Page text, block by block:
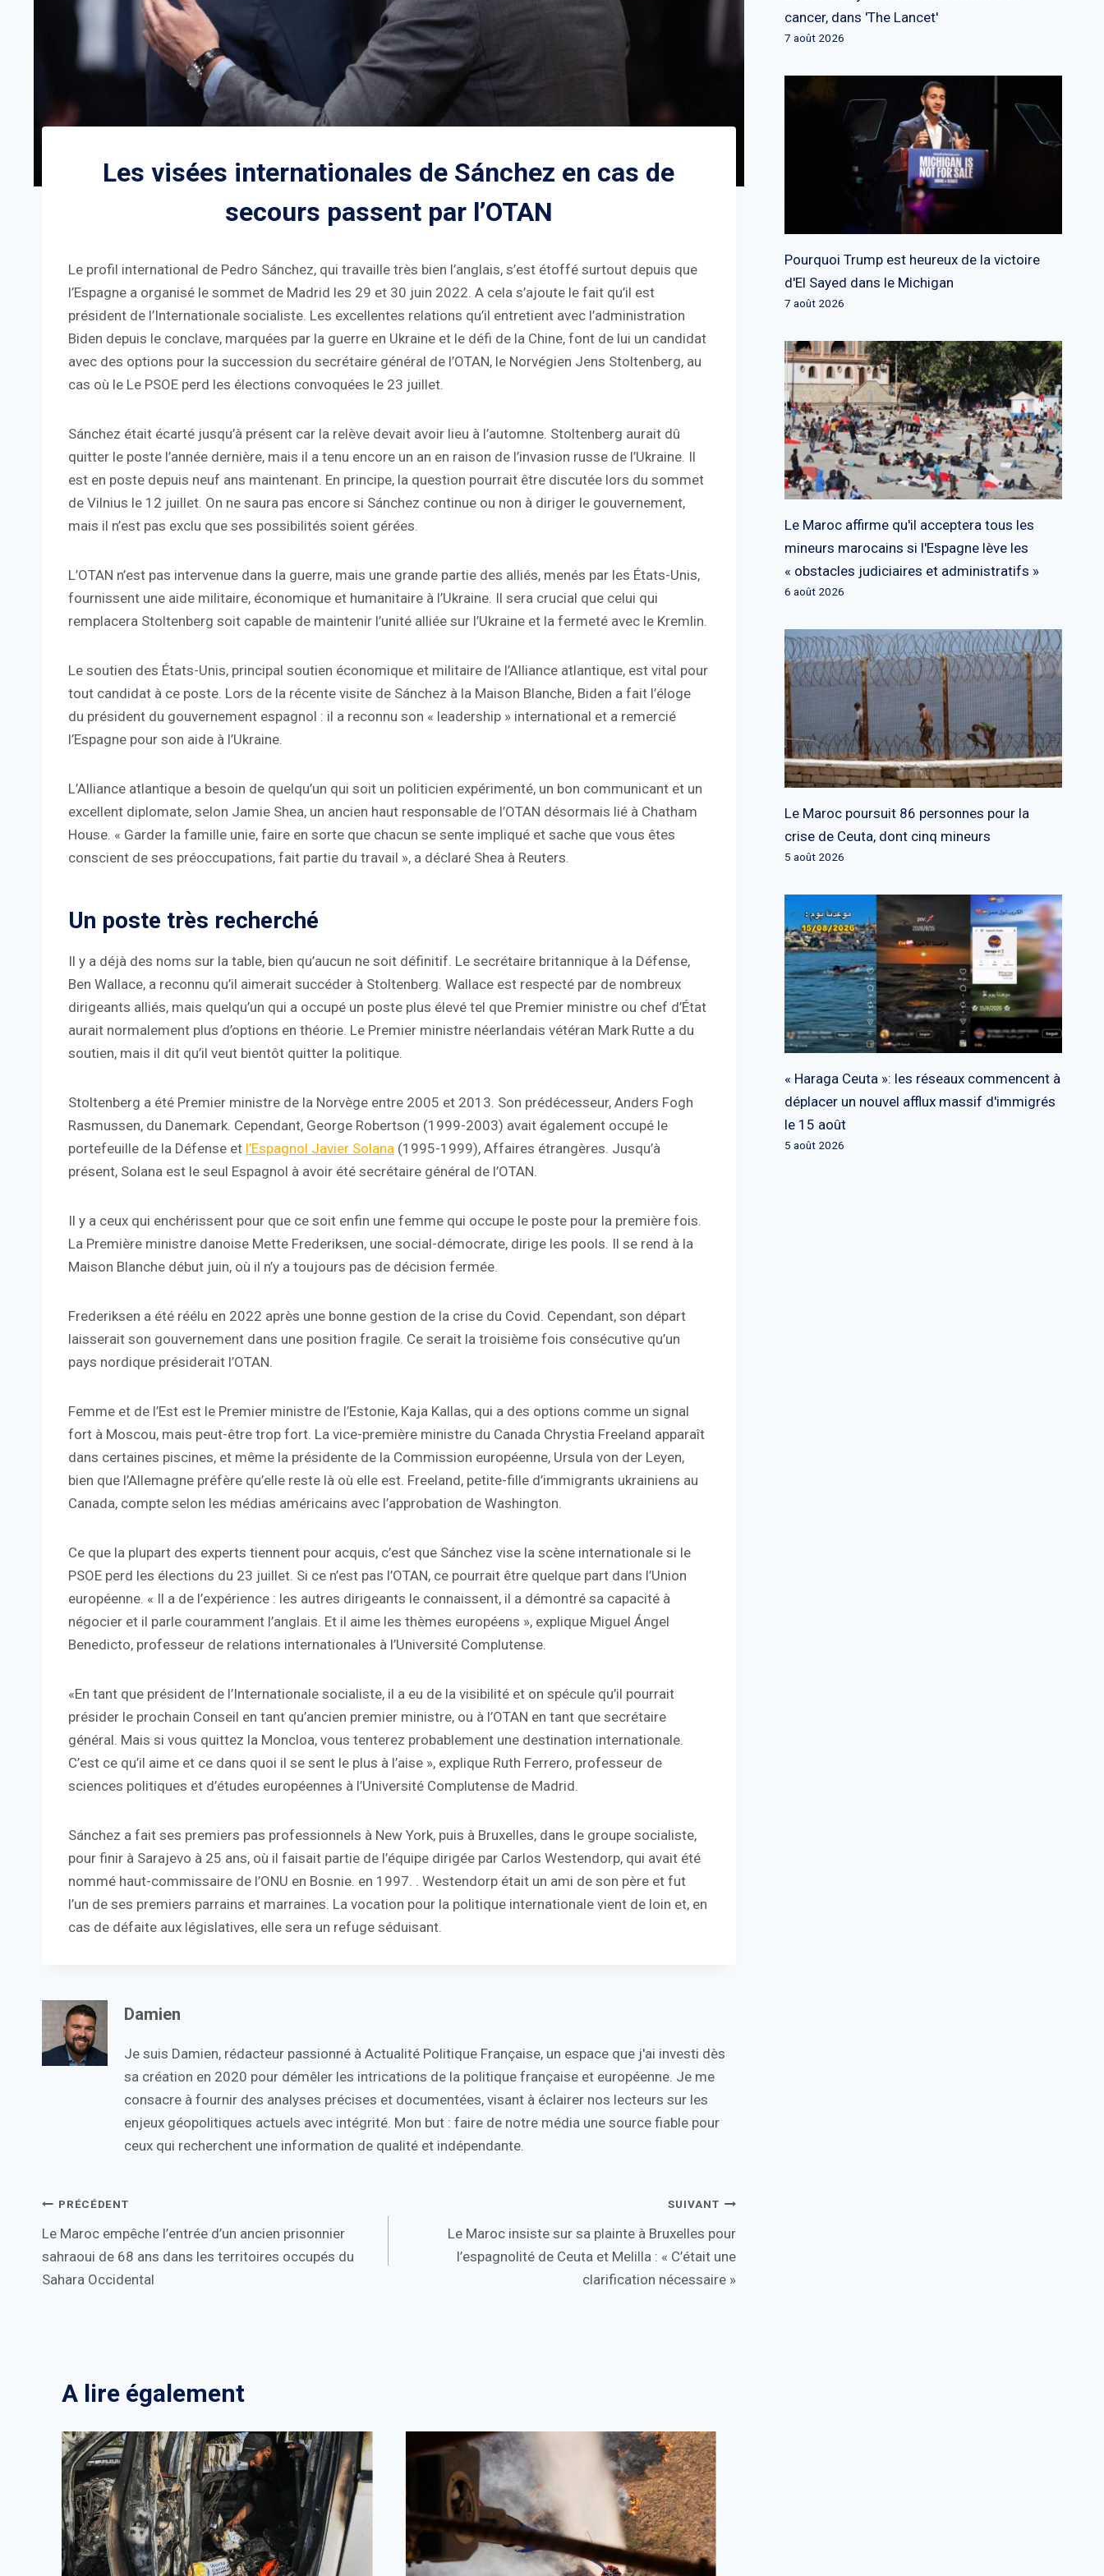
Les visées internationales de Sánchez en cas de
secours passent par l’OTAN
Le profil international de Pedro Sánchez, qui travaille très bien l’anglais, s’est étoffé surtout depuis que
l’Espagne a organisé le sommet de Madrid les 29 et 30 juin 2022. A cela s’ajoute le fait qu’il est
président de l’Internationale socialiste. Les excellentes relations qu’il entretient avec l’administration
Biden depuis le conclave, marquées par la guerre en Ukraine et le défi de la Chine, font de lui un candidat
avec des options pour la succession du secrétaire général de l’OTAN, le Norvégien Jens Stoltenberg, au
cas où le Le PSOE perd les élections convoquées le 23 juillet.
Sánchez était écarté jusqu’à présent car la relève devait avoir lieu à l’automne. Stoltenberg aurait dû
quitter le poste l’année dernière, mais il a tenu encore un an en raison de l’invasion russe de l’Ukraine. Il
est en poste depuis neuf ans maintenant. En principe, la question pourrait être discutée lors du sommet
de Vilnius le 12 juillet. On ne saura pas encore si Sánchez continue ou non à diriger le gouvernement,
mais il n’est pas exclu que ses possibilités soient gérées.
L’OTAN n’est pas intervenue dans la guerre, mais une grande partie des alliés, menés par les États-Unis,
fournissent une aide militaire, économique et humanitaire à l’Ukraine. Il sera crucial que celui qui
remplacera Stoltenberg soit capable de maintenir l’unité alliée sur l’Ukraine et la fermeté avec le Kremlin.
Le soutien des États-Unis, principal soutien économique et militaire de l’Alliance atlantique, est vital pour
tout candidat à ce poste. Lors de la récente visite de Sánchez à la Maison Blanche, Biden a fait l’éloge
du président du gouvernement espagnol : il a reconnu son « leadership » international et a remercié
l’Espagne pour son aide à l’Ukraine.
L’Alliance atlantique a besoin de quelqu’un qui soit un politicien expérimenté, un bon communicant et un
excellent diplomate, selon Jamie Shea, un ancien haut responsable de l’OTAN désormais lié à Chatham
House. « Garder la famille unie, faire en sorte que chacun se sente impliqué et sache que vous êtes
conscient de ses préoccupations, fait partie du travail », a déclaré Shea à Reuters.
Un poste très recherché
Il y a déjà des noms sur la table, bien qu’aucun ne soit définitif. Le secrétaire britannique à la Défense,
Ben Wallace, a reconnu qu’il aimerait succéder à Stoltenberg. Wallace est respecté par de nombreux
dirigeants alliés, mais quelqu’un qui a occupé un poste plus élevé tel que Premier ministre ou chef d’État
aurait normalement plus d’options en théorie. Le Premier ministre néerlandais vétéran Mark Rutte a du
soutien, mais il dit qu’il veut bientôt quitter la politique.
Stoltenberg a été Premier ministre de la Norvège entre 2005 et 2013. Son prédécesseur, Anders Fogh
Rasmussen, du Danemark. Cependant, George Robertson (1999-2003) avait également occupé le
portefeuille de la Défense et l’Espagnol Javier Solana (1995-1999), Affaires étrangères. Jusqu’à
présent, Solana est le seul Espagnol à avoir été secrétaire général de l’OTAN.
Il y a ceux qui enchérissent pour que ce soit enfin une femme qui occupe le poste pour la première fois.
La Première ministre danoise Mette Frederiksen, une social-démocrate, dirige les pools. Il se rend à la
Maison Blanche début juin, où il n’y a toujours pas de décision fermée.
Frederiksen a été réélu en 2022 après une bonne gestion de la crise du Covid. Cependant, son départ
laisserait son gouvernement dans une position fragile. Ce serait la troisième fois consécutive qu’un
pays nordique présiderait l’OTAN.
Femme et de l’Est est le Premier ministre de l’Estonie, Kaja Kallas, qui a des options comme un signal
fort à Moscou, mais peut-être trop fort. La vice-première ministre du Canada Chrystia Freeland apparaît
dans certaines piscines, et même la présidente de la Commission européenne, Ursula von der Leyen,
bien que l’Allemagne préfère qu’elle reste là où elle est. Freeland, petite-fille d’immigrants ukrainiens au
Canada, compte selon les médias américains avec l’approbation de Washington.
Ce que la plupart des experts tiennent pour acquis, c’est que Sánchez vise la scène internationale si le
PSOE perd les élections du 23 juillet. Si ce n’est pas l’OTAN, ce pourrait être quelque part dans l’Union
européenne. « Il a de l’expérience : les autres dirigeants le connaissent, il a démontré sa capacité à
négocier et il parle couramment l’anglais. Et il aime les thèmes européens », explique Miguel Ángel
Benedicto, professeur de relations internationales à l’Université Complutense.
«En tant que président de l’Internationale socialiste, il a eu de la visibilité et on spécule qu’il pourrait
présider le prochain Conseil en tant qu’ancien premier ministre, ou à l’OTAN en tant que secrétaire
général. Mais si vous quittez la Moncloa, vous tenterez probablement une destination internationale.
C’est ce qu’il aime et ce dans quoi il se sent le plus à l’aise », explique Ruth Ferrero, professeur de
sciences politiques et d’études européennes à l’Université Complutense de Madrid.
Sánchez a fait ses premiers pas professionnels à New York, puis à Bruxelles, dans le groupe socialiste,
pour finir à Sarajevo à 25 ans, où il faisait partie de l’équipe dirigée par Carlos Westendorp, qui avait été
nommé haut-commissaire de l’ONU en Bosnie. en 1997. . Westendorp était un ami de son père et fut
l’un de ses premiers parrains et marraines. La vocation pour la politique internationale vient de loin et, en
cas de défaite aux législatives, elle sera un refuge séduisant.
Damien
Je suis Damien, rédacteur passionné à Actualité Politique Française, un espace que j'ai investi dès
sa création en 2020 pour démêler les intrications de la politique française et européenne. Je me
consacre à fournir des analyses précises et documentées, visant à éclairer nos lecteurs sur les
enjeux géopolitiques actuels avec intégrité. Mon but : faire de notre média une source fiable pour
ceux qui recherchent une information de qualité et indépendante.
Navigation
de
l’article
PRÉCÉDENT
Le Maroc empêche l’entrée d’un ancien prisonnier
sahraoui de 68 ans dans les territoires occupés du
Sahara Occidental
SUIVANT
Le Maroc insiste sur sa plainte à Bruxelles pour
l’espagnolité de Ceuta et Melilla : « C’était une
clarification nécessaire »
A lire également
cancer, dans 'The Lancet'
7 août 2026
Pourquoi Trump est heureux de la victoire
d'El Sayed dans le Michigan
7 août 2026
Le Maroc affirme qu'il acceptera tous les
mineurs marocains si l'Espagne lève les
« obstacles judiciaires et administratifs »
6 août 2026
Le Maroc poursuit 86 personnes pour la
crise de Ceuta, dont cinq mineurs
5 août 2026
« Haraga Ceuta »: les réseaux commencent à
déplacer un nouvel afflux massif d'immigrés
le 15 août
5 août 2026